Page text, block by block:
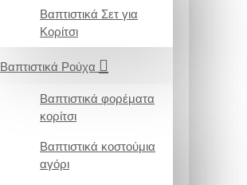
Βαπτιστικά Σετ για
Κορίτσι
Βαπτιστικά Ρούχα
Βαπτιστικά φορέματα
κορίτσι
Βαπτιστικά κοστούμια
αγόρι